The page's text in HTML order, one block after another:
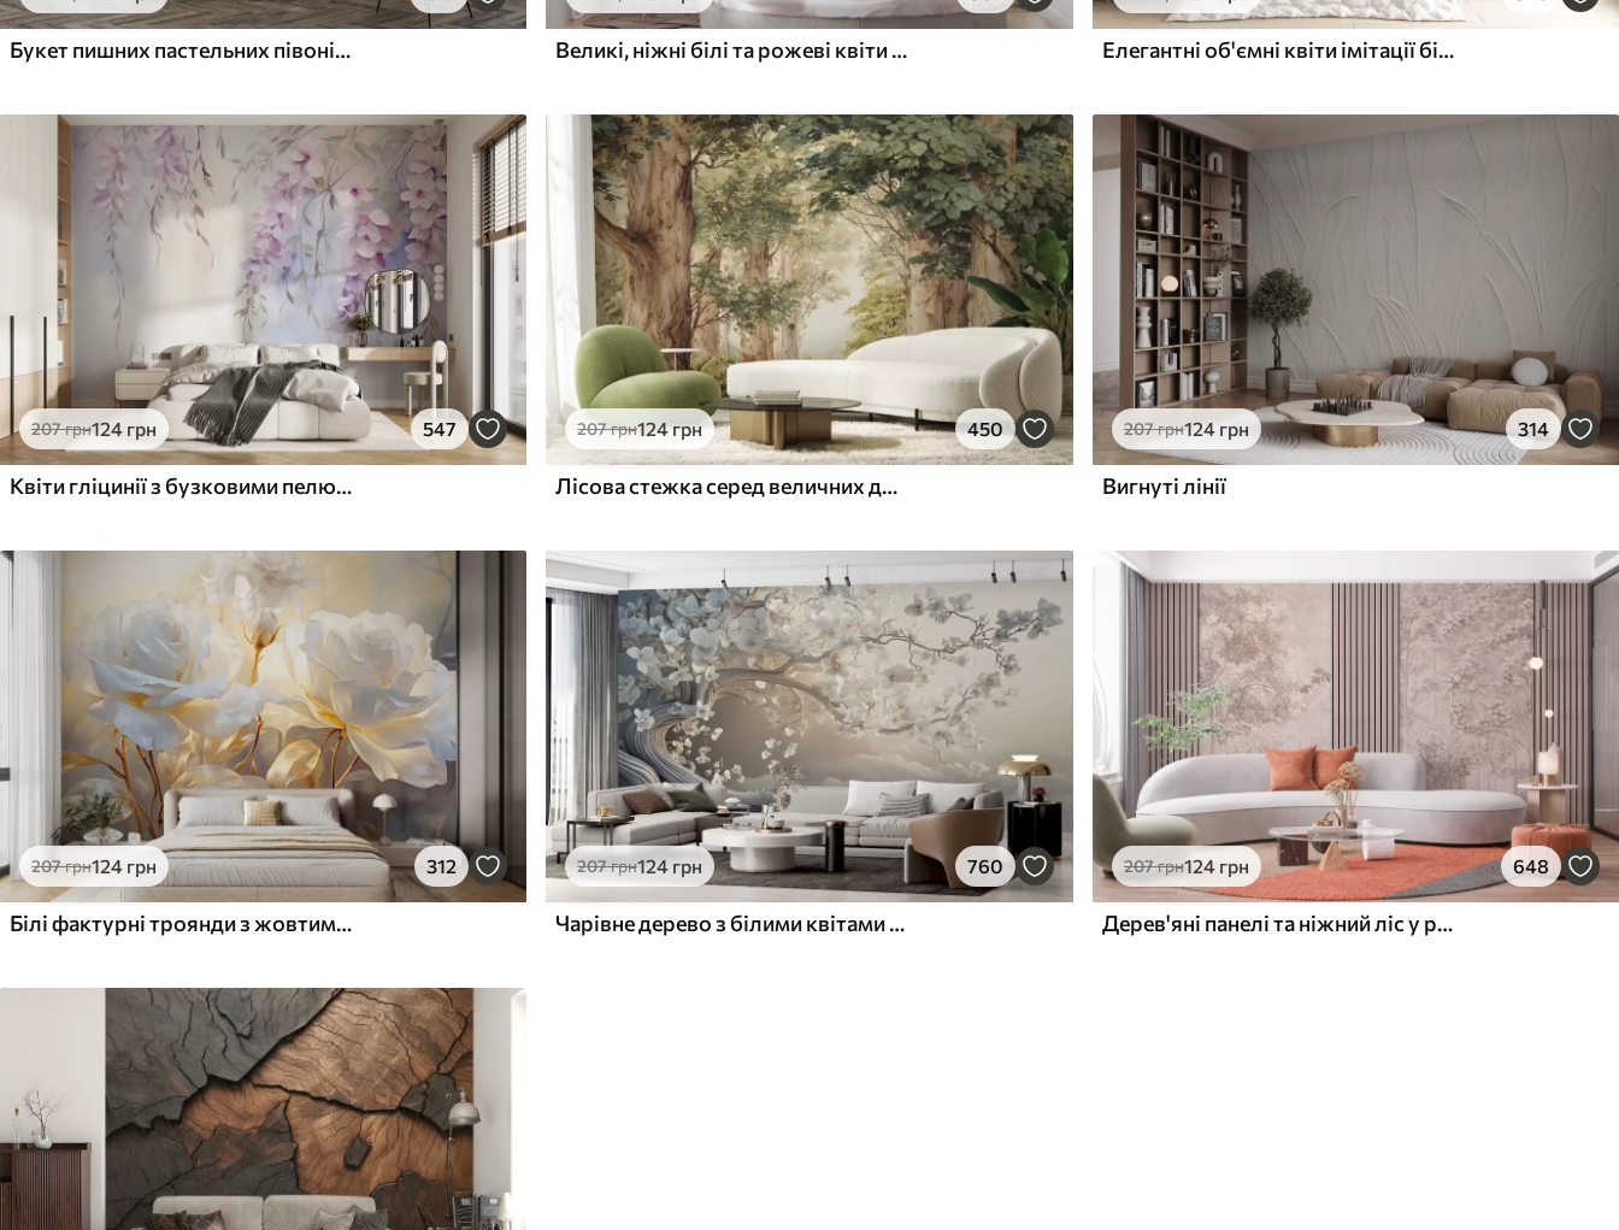
Букет пишних пастельних півоній та інших квітів на м'якому розмитому тлі Великі, ніжні білі та рожеві квіти півонії з м'якими, пухнастими пелюстками на розмитому сірому тлі Елегантні об'ємні квіти імітації білої півонії з м'якими пелюстками та пастельно-жовтими серединками на світлому фоні
207грн124 грн 547
Квіти гліцинії з бузковими пелюстками та зеленим листям, що звисає з гілок, м'які пастельні кольори, пастельний фон
207грн124грн 450
Лісова стежка серед величних дерев у стилі акварелі
207грн124 грн 314
Вигнуті лінії
207грн124 грн 312
Білі фактурні троянди з жовтими стеблами і листям, м'яке освітлення, світлий фон з розмитими квітковими формами
207грн124 грн 760
Чарівне дерево з білими квітами на тлі хмар в цікавому стилі в ніжних теплих тонах
207грн124 грн 648
Дерев'яні панелі та ніжний ліс у рожевих тонах